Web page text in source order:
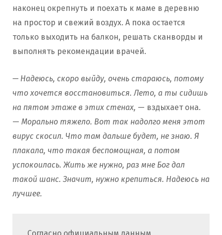
наконец окрепнуть и поехать к маме в деревню
на простор и свежий воздух. А пока остается
только выходить на балкон, решать сканворды и
выполнять рекомендации врачей.
— Надеюсь, скоро выйду, очень стараюсь, потому
что хочется восстановиться. Лето, а ты сидишь
на пятом этаже в этих стенах, — вздыхает она.
— Морально тяжело. Вот так надолго меня этот
вирус скосил. Что там дальше будет, не знаю. Я
плакала, что такая беспомощная, а потом
успокоилась. Жить же нужно, раз мне Бог дал
такой шанс. Значит, нужно крепиться. Надеюсь на
лучшее.